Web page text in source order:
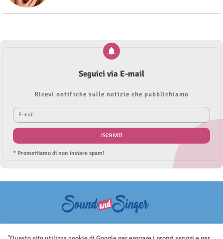
Seguici via E-mail
Ricevi notifiche sulle notizie che pubblichiamo
* Promettiamo di non inviare spam!
aggiornato senza nessuna periodicità. Non può pertanto considerarsi